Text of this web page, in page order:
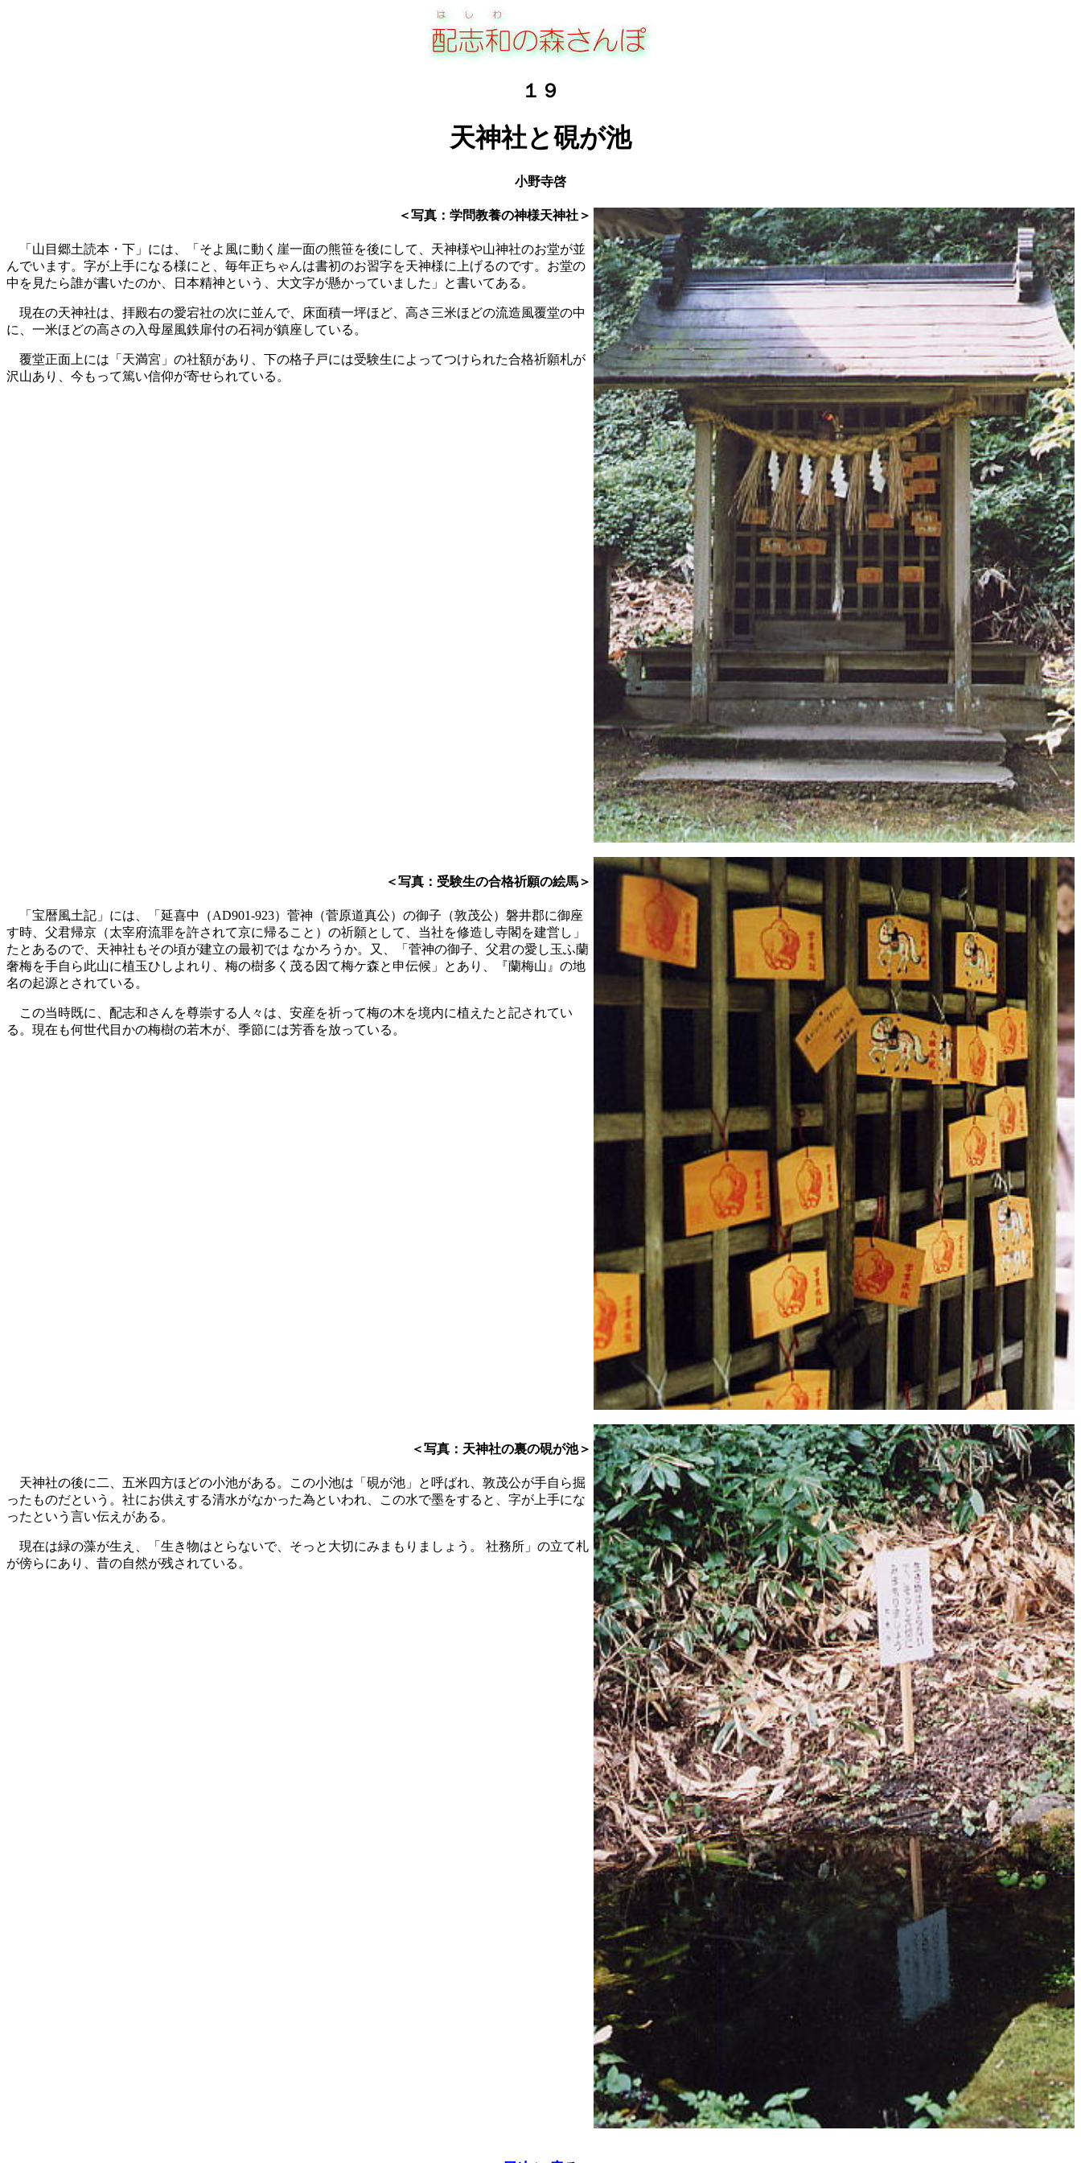
１９
天神社と硯が池
小野寺啓
＜写真：学問教養の神様天神社＞
「山目郷土読本・下」には、「そよ風に動く崖一面の熊笹を後にして、天神様や山神社のお堂が並
んでいます。字が上手になる様にと、毎年正ちゃんは書初のお習字を天神様に上げるのです。お堂の
中を見たら誰が書いたのか、日本精神という、大文字が懸かっていました」と書いてある。
現在の天神社は、拝殿右の愛宕社の次に並んで、床面積一坪ほど、高さ三米ほどの流造風覆堂の中
に、一米ほどの高さの入母屋風鉄扉付の石祠が鎮座している。
覆堂正面上には「天満宮」の社額があり、下の格子戸には受験生によってつけられた合格祈願札が
沢山あり、今もって篤い信仰が寄せられている。
＜写真：受験生の合格祈願の絵馬＞
「宝暦風土記」には、「延喜中（AD901-923）菅神（菅原道真公）の御子（敦茂公）磐井郡に御座
す時、父君帰京（太宰府流罪を許されて京に帰ること）の祈願として、当社を修造し寺閣を建営し」
たとあるので、天神社もその頃が建立の最初では なかろうか。又、「菅神の御子、父君の愛し玉ふ蘭
奢梅を手自ら此山に植玉ひしよれり、梅の樹多く茂る因て梅ケ森と申伝候」とあり、『蘭梅山』の地
名の起源とされている。
この当時既に、配志和さんを尊崇する人々は、安産を祈って梅の木を境内に植えたと記されてい
る。現在も何世代目かの梅樹の若木が、季節には芳香を放っている。
＜写真：天神社の裏の硯が池＞
天神社の後に二、五米四方ほどの小池がある。この小池は「硯が池」と呼ばれ、敦茂公が手自ら掘
ったものだという。社にお供えする清水がなかった為といわれ、この水で墨をすると、字が上手にな
ったという言い伝えがある。
現在は緑の藻が生え、「生き物はとらないで、そっと大切にみまもりましょう。 社務所」の立て札
が傍らにあり、昔の自然が残されている。